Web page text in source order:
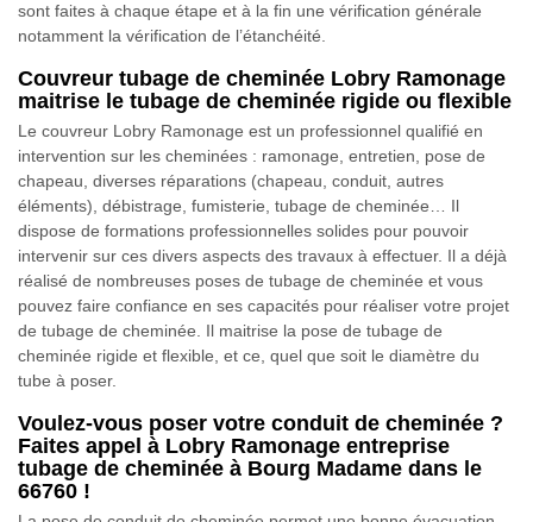
sont faites à chaque étape et à la fin une vérification générale
notamment la vérification de l’étanchéité.
Couvreur tubage de cheminée Lobry Ramonage
maitrise le tubage de cheminée rigide ou flexible
Le couvreur Lobry Ramonage est un professionnel qualifié en
intervention sur les cheminées : ramonage, entretien, pose de
chapeau, diverses réparations (chapeau, conduit, autres
éléments), débistrage, fumisterie, tubage de cheminée… Il
dispose de formations professionnelles solides pour pouvoir
intervenir sur ces divers aspects des travaux à effectuer. Il a déjà
réalisé de nombreuses poses de tubage de cheminée et vous
pouvez faire confiance en ses capacités pour réaliser votre projet
de tubage de cheminée. Il maitrise la pose de tubage de
cheminée rigide et flexible, et ce, quel que soit le diamètre du
tube à poser.
Voulez-vous poser votre conduit de cheminée ?
Faites appel à Lobry Ramonage entreprise
tubage de cheminée à Bourg Madame dans le
66760 !